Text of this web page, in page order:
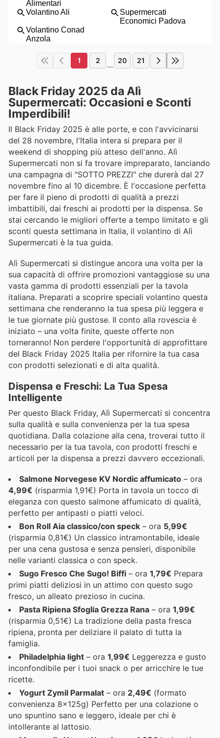
1 2 ... 20 21
Black Friday 2025 da Alì
Supermercati: Occasioni e Sconti
Imperdibili!
Il Black Friday 2025 è alle porte, e con l'avvicinarsi
del 28 novembre, l'Italia intera si prepara per il
weekend di shopping più atteso dell'anno. Alì
Supermercati non si fa trovare impreparato, lanciando
una campagna di "SOTTO PREZZI" che durerà dal 27
novembre fino al 10 dicembre. È l'occasione perfetta
per fare il pieno di prodotti di qualità a prezzi
imbattibili, dai freschi ai prodotti per la dispensa. Se
stai cercando le migliori offerte a tempo limitato e gli
sconti questa settimana in Italia, il volantino di Alì
Supermercati è la tua guida.
Alì Supermercati si distingue ancora una volta per la
sua capacità di offrire promozioni vantaggiose su una
vasta gamma di prodotti essenziali per la tavola
italiana. Preparati a scoprire speciali volantino questa
settimana che renderanno la tua spesa più leggera e
le tue giornate più gustose. Il conto alla rovescia è
iniziato – una volta finite, queste offerte non
torneranno! Non perdere l'opportunità di approfittare
del Black Friday 2025 Italia per rifornire la tua casa
con prodotti selezionati e di alta qualità.
Dispensa e Freschi: La Tua Spesa
Intelligente
Per questo Black Friday, Alì Supermercati si concentra
sulla qualità e sulla convenienza per la tua spesa
quotidiana. Dalla colazione alla cena, troverai tutto il
necessario per la tua tavola, con prodotti freschi e
articoli per la dispensa a prezzi davvero eccezionali.
Salmone Norvegese KV Nordic affumicato – ora
4,99€ (risparmia 1,91€) Porta in tavola un tocco di
eleganza con questo salmone affumicato di qualità,
perfetto per antipasti o piatti veloci.
Bon Roll Aia classico/con speck – ora 5,99€
(risparmia 0,81€) Un classico intramontabile, ideale
per una cena gustosa e senza pensieri, disponibile
nelle varianti classica o con speck.
Sugo Fresco Che Sugo! Biffi – ora 1,79€ Prepara
primi piatti deliziosi in un attimo con questo sugo
fresco, un alleato prezioso in cucina.
Pasta Ripiena Sfoglia Grezza Rana – ora 1,99€
(risparmia 0,51€) La tradizione della pasta fresca
ripiena, pronta per deliziare il palato di tutta la
famiglia.
Philadelphia light – ora 1,99€ Leggerezza e gusto
inconfondibile per i tuoi snack o per arricchire le tue
ricette.
Yogurt Zymil Parmalat – ora 2,49€ (formato
convenienza 8x125g) Perfetto per una colazione o
uno spuntino sano e leggero, ideale per chi è
intollerante al lattosio.